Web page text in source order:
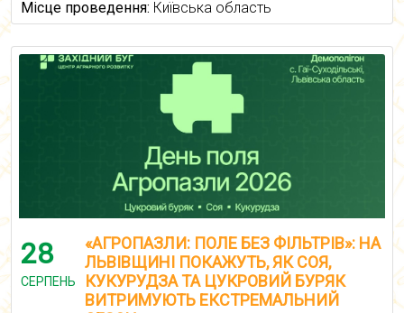
Місце проведення: Київська область
28
СЕРПЕНЬ
«АГРОПАЗЛИ: ПОЛЕ БЕЗ ФІЛЬТРІВ»: НА
ЛЬВІВЩИНІ ПОКАЖУТЬ, ЯК СОЯ,
КУКУРУДЗА ТА ЦУКРОВИЙ БУРЯК
ВИТРИМУЮТЬ ЕКСТРЕМАЛЬНИЙ